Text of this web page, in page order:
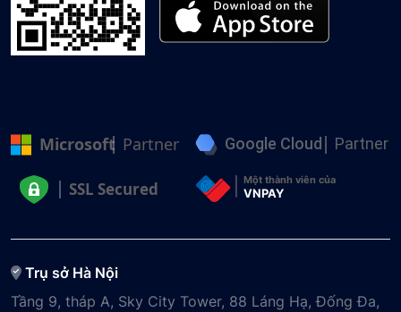
Microsoft Partner Google Cloud Partner
SSL Secured Một thành viên của
VNPAY
Trụ sở Hà Nội
Tầng 9, tháp A, Sky City Tower, 88 Láng Hạ, Đống Đa,